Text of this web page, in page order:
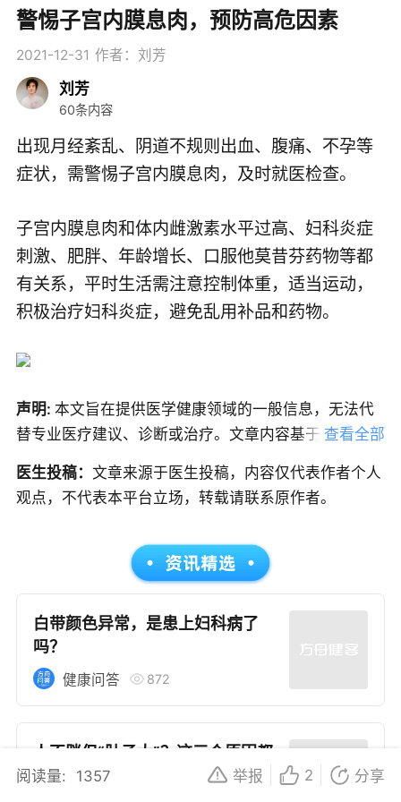
警惕子宫内膜息肉，预防高危因素
2021-12-31 作者：刘芳
刘芳
60条内容
出现月经紊乱、阴道不规则出血、腹痛、不孕等
症状，需警惕子宫内膜息肉，及时就医检查。
子宫内膜息肉和体内雌激素水平过高、妇科炎症
刺激、肥胖、年龄增长、口服他莫昔芬药物等都
有关系，平时生活需注意控制体重，适当运动，
积极治疗妇科炎症，避免乱用补品和药物。
声明: 本文旨在提供医学健康领域的一般信息，无法代
替专业医疗建议、诊断或治疗。文章内容基于当前的医
能随时更新，因此建议读者获取最新的医学指导。如果
您是患者，请在做出任何健康决策前咨询合格的医疗专
据，紧急医疗情况应立即寻求专业医疗服务；如果您是
医务人员，本文内容旨在作为教育和信息更新的资源。
在临床实践中应用本文信息时，应结合您的专业判断和
患者的具体情况。
查看全部
医生投稿： 文章来源于医生投稿，内容仅代表作者个人
观点，不代表本平台立场，转载请联系原作者。
白带颜色异常，是患上妇科病了
吗？
健康问答 872
人不胖但“肚子大”？这三个原因都
暗藏危机，最后一个发现已是晚期
阅读量: 1357 举报 2 分享